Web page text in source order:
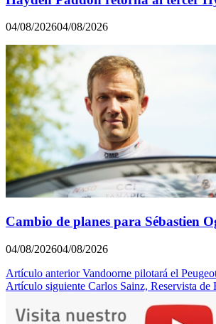
04/08/202604/08/2026
Cambio de planes para Sébastien
04/08/202604/08/2026
Navegación
de
entradas
Artículo anterior Vandoorne pilotará el
Artículo siguiente Carlos Sainz, Reservista